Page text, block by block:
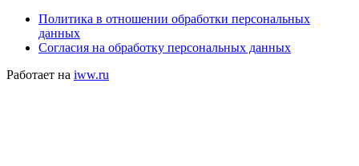
Политика в отношении обработки персональных
данных
Согласия на обработку персональных данных
Работает на iww.ru